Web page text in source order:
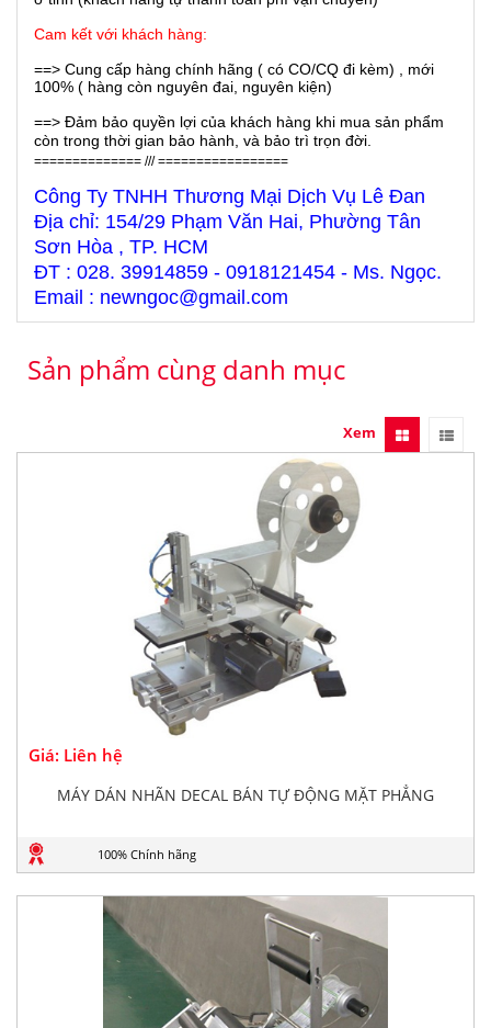
Cam kết với khách hàng:
==> Cung cấp hàng chính hãng ( có CO/CQ đi kèm) , mới
100% ( hàng còn nguyên đai, nguyên kiện)
==> Đảm bảo quyền lợi của khách hàng khi mua sản phẩm
còn trong thời gian bảo hành, và bảo trì trọn đời.
============== /// =================
Công Ty TNHH Thương Mại Dịch Vụ Lê Đan
Địa chỉ: 154/29 Phạm Văn Hai, Phường Tân
Sơn Hòa , TP. HCM
ĐT : 028. 39914859 - 0918121454 - Ms. Ngọc.
Email : newngoc@gmail.com
Sản phẩm cùng danh mục
Xem
Giá: Liên hệ
MÁY DÁN NHÃN DECAL BÁN TỰ ĐỘNG MẶT PHẲNG
100% Chính hãng